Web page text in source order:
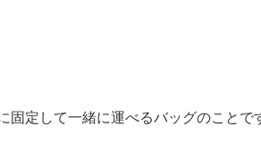
定して一緒に運べるバッグのことで